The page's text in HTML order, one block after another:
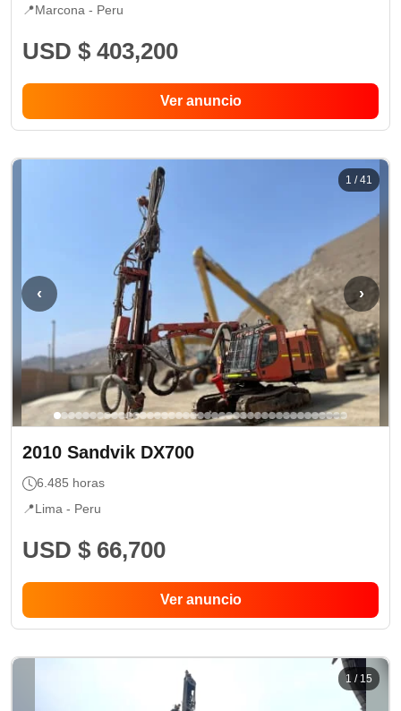
📍Marcona - Peru
USD $ 403,200
Ver anuncio
‹ ›
1 /41
2010 Sandvik DX700
6.485 horas
📍Lima - Peru
USD $ 66,700
Ver anuncio
1 /15